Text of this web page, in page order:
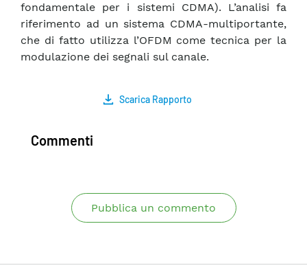
fondamentale per i sistemi CDMA). L’analisi fa
riferimento ad un sistema CDMA-multiportante,
che di fatto utilizza l’OFDM come tecnica per la
modulazione dei segnali sul canale.
Scarica Rapporto
Commenti
Pubblica un commento